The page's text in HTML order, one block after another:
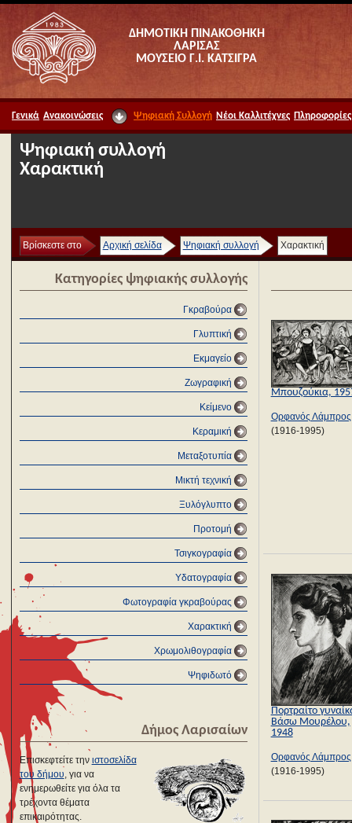
ΔΗΜΟΤΙΚΗ ΠΙΝΑΚΟΘΗΚΗ
ΛΑΡΙΣΑΣ
ΜΟΥΣΕΙΟ Γ.Ι. ΚΑΤΣΙΓΡΑ
Γενικά Ανακοινώσεις Ψηφιακή Συλλογή Νέοι Καλλιτέχνες Πληροφορίες
Ψηφιακή συλλογή
Χαρακτική
Βρίσκεστε στο Αρχική σελίδα Ψηφιακή συλλογή Χαρακτική
Κατηγορίες ψηφιακής συλλογής
Γκραβούρα
Γλυπτική
Εκμαγείο
Ζωγραφική
Κείμενο
Κεραμική
Μεταξοτυπία
Μικτή τεχνική
Ξυλόγλυπτο
Προτομή
Τσιγκογραφία
Υδατογραφία
Φωτογραφία γκραβούρας
Χαρακτική
Χρωμολιθογραφία
Ψηφιδωτό
Δήμος Λαρισαίων
Επισκεφτείτε την ιστοσελίδα
του δήμου, για να
ενημερωθείτε για όλα τα
τρέχοντα θέματα
επικαιρότητας.
Μπουζούκια,
Ορφανός Λάμπρος
(1916-1995)
Πορτραίτο
Βάσω Μουρέλου,
1948
Ορφανός Λάμπρος
(1916-1995)